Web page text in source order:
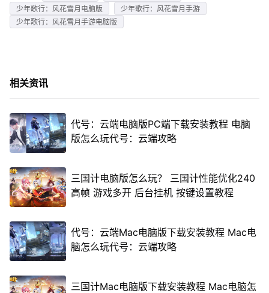
少年歌行：风花雪月电脑版
少年歌行：风花雪月手游
少年歌行：风花雪月手游电脑版
相关资讯
代号：云端电脑版PC端下载安装教程 电脑
版怎么玩代号：云端攻略
三国计电脑版怎么玩？ 三国计性能优化240
高帧 游戏多开 后台挂机 按键设置教程
代号：云端Mac电脑版下载安装教程 Mac电
脑怎么玩代号：云端攻略
三国计Mac电脑版下载安装教程 Mac电脑怎